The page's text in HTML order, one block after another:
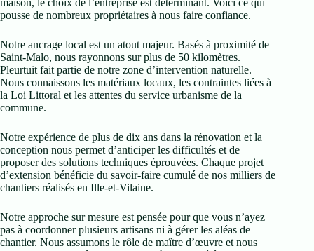
pousse de nombreux propriétaires à nous faire confiance.
Notre ancrage local est un atout majeur. Basés à proximité de
Saint-Malo, nous rayonnons sur plus de 50 kilomètres.
Pleurtuit fait partie de notre zone d’intervention naturelle.
Nous connaissons les matériaux locaux, les contraintes liées à
la Loi Littoral et les attentes du service urbanisme de la
commune.
Notre expérience de plus de dix ans dans la rénovation et la
conception nous permet d’anticiper les difficultés et de
proposer des solutions techniques éprouvées. Chaque projet
d’extension bénéficie du savoir-faire cumulé de nos milliers de
chantiers réalisés en Ille-et-Vilaine.
Notre approche sur mesure est pensée pour que vous n’ayez
pas à coordonner plusieurs artisans ni à gérer les aléas de
chantier. Nous assumons le rôle de maître d’œuvre et nous